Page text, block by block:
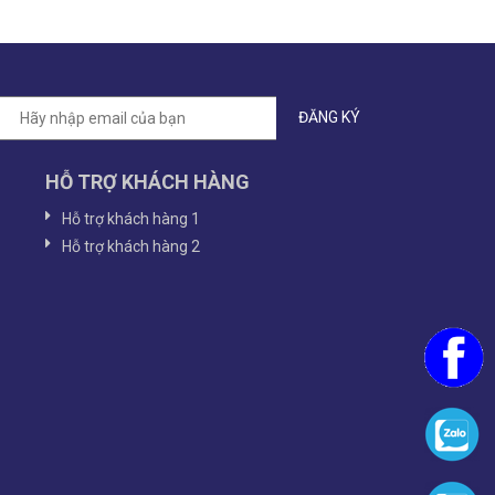
HỖ TRỢ KHÁCH HÀNG
Hỗ trợ khách hàng 1
Hỗ trợ khách hàng 2